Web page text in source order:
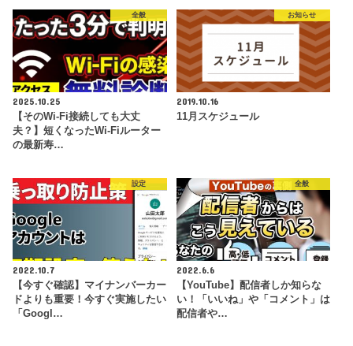
全般
2025.10.25
【そのWi-Fi接続しても大丈
夫？】短くなったWi-Fiルーター
の最新寿…
お知らせ
2019.10.16
11月スケジュール
設定
2022.10.7
【今すぐ確認】マイナンバーカー
ドよりも重要！今すぐ実施したい
「Googl…
全般
2022.6.6
【YouTube】配信者しか知らな
い！「いいね」や「コメント」は
配信者や…